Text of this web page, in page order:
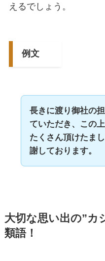
えるでしょう。
例文
長きに渡り御社の
ていただき、この
たくさん頂けたま
謝しております。
大切な思い出の”カ
類語！